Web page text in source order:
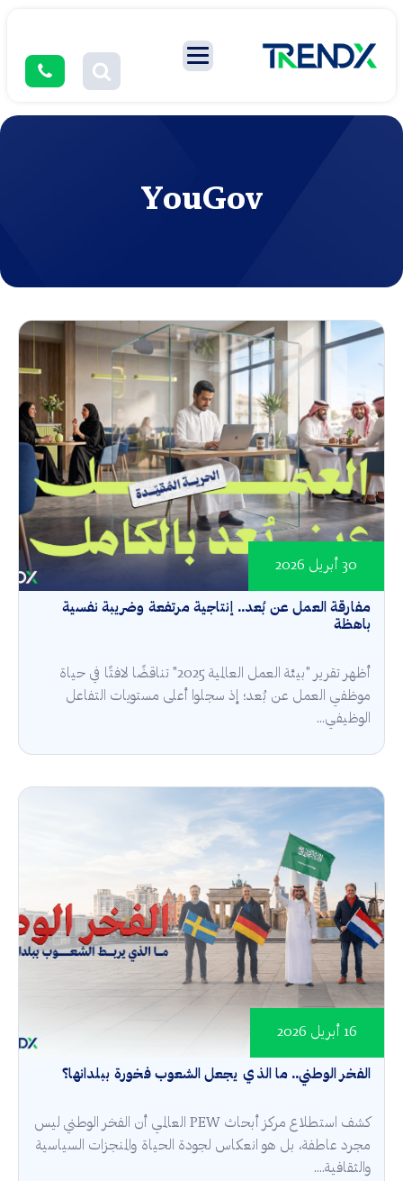
YouGov
مفارقة العمل عن بُعد.. إنتاجية مرتفعة وضريبة نفسية
باهظة
30 أبريل 2026
أظهر تقرير "بيئة العمل العالمية 2025" تناقضًا لافتًا في حياة
موظفي العمل عن بُعد؛ إذ سجلوا أعلى مستويات التفاعل
الوظيفي...
الفخر الوطني.. ما الذي يجعل الشعوب فخورة ببلدانها؟
16 أبريل 2026
كشف استطلاع مركز أبحاث PEW العالمي أن الفخر الوطني ليس
مجرد عاطفة، بل هو انعكاس لجودة الحياة والمنجزات السياسية
والثقافية....